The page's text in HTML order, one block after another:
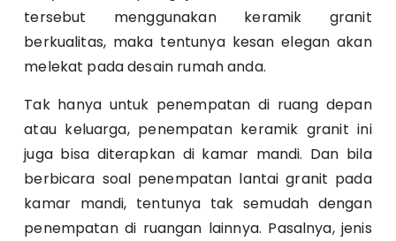
tersebut menggunakan keramik granit
berkualitas, maka tentunya kesan elegan akan
melekat pada desain rumah anda.
Tak hanya untuk penempatan di ruang depan
atau keluarga, penempatan keramik granit ini
juga bisa diterapkan di kamar mandi. Dan bila
berbicara soal penempatan lantai granit pada
kamar mandi, tentunya tak semudah dengan
penempatan di ruangan lainnya. Pasalnya, jenis